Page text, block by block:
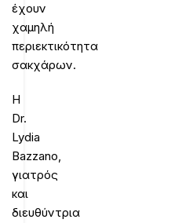
έχουν
χαμηλή
περιεκτικότητα
σακχάρων.
Η
Dr.
Lydia
Bazzano,
γιατρός
και
διευθύντρια